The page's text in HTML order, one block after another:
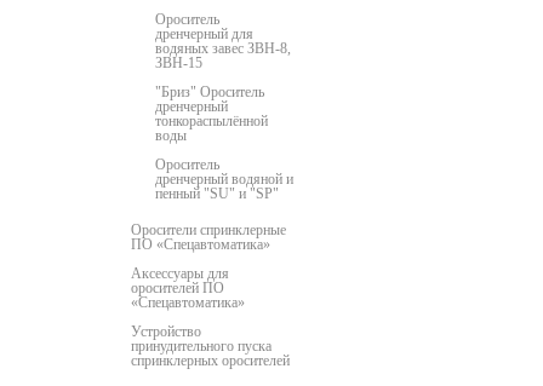
Ороситель
дренчерный для
водяных завес ЗВН-8,
ЗВН-15
"Бриз" Ороситель
дренчерный
тонкораспылённой
воды
Ороситель
дренчерный водяной и
пенный "SU" и "SP"
Оросители спринклерные
ПО «Спецавтоматика»
Аксессуары для
оросителей ПО
«Спецавтоматика»
Устройство
принудительного пуска
спринклерных оросителей